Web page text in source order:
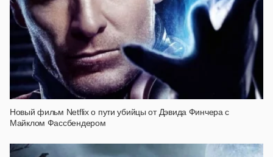
Новый фильм Netflix о пути убийцы от Дэвида Финчера с
Майклом Фассбендером